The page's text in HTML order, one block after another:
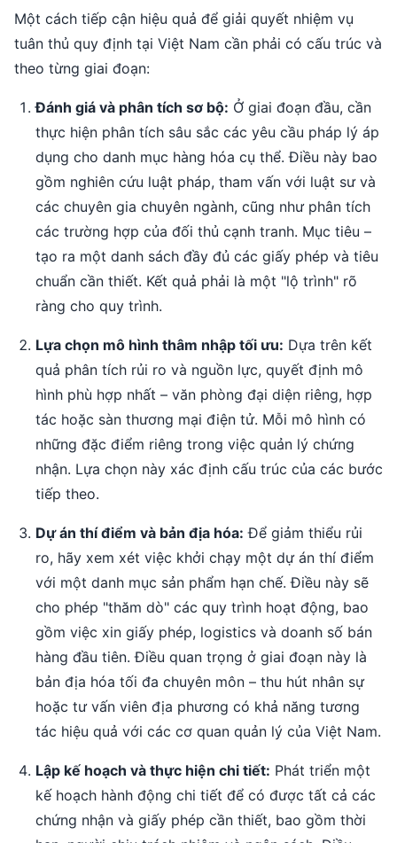
Một cách tiếp cận hiệu quả để giải quyết nhiệm vụ
tuân thủ quy định tại Việt Nam cần phải có cấu trúc và
theo từng giai đoạn:
Đánh giá và phân tích sơ bộ: Ở giai đoạn đầu, cần
thực hiện phân tích sâu sắc các yêu cầu pháp lý áp
dụng cho danh mục hàng hóa cụ thể. Điều này bao
gồm nghiên cứu luật pháp, tham vấn với luật sư và
các chuyên gia chuyên ngành, cũng như phân tích
các trường hợp của đối thủ cạnh tranh. Mục tiêu –
tạo ra một danh sách đầy đủ các giấy phép và tiêu
chuẩn cần thiết. Kết quả phải là một "lộ trình" rõ
ràng cho quy trình.
Lựa chọn mô hình thâm nhập tối ưu: Dựa trên kết
quả phân tích rủi ro và nguồn lực, quyết định mô
hình phù hợp nhất – văn phòng đại diện riêng, hợp
tác hoặc sàn thương mại điện tử. Mỗi mô hình có
những đặc điểm riêng trong việc quản lý chứng
nhận. Lựa chọn này xác định cấu trúc của các bước
tiếp theo.
Dự án thí điểm và bản địa hóa: Để giảm thiểu rủi
ro, hãy xem xét việc khởi chạy một dự án thí điểm
với một danh mục sản phẩm hạn chế. Điều này sẽ
cho phép "thăm dò" các quy trình hoạt động, bao
gồm việc xin giấy phép, logistics và doanh số bán
hàng đầu tiên. Điều quan trọng ở giai đoạn này là
bản địa hóa tối đa chuyên môn – thu hút nhân sự
hoặc tư vấn viên địa phương có khả năng tương
tác hiệu quả với các cơ quan quản lý của Việt Nam.
Lập kế hoạch và thực hiện chi tiết: Phát triển một
kế hoạch hành động chi tiết để có được tất cả các
chứng nhận và giấy phép cần thiết, bao gồm thời